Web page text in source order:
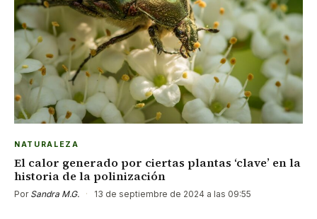
NATURALEZA
El calor generado por ciertas plantas ‘clave’ en la
historia de la polinización
Por Sandra M.G. · 13 de septiembre de 2024 a las 09:55